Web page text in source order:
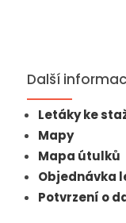
Další
Letáky ke
Mapy
Mapa útulků
Objednávka
Potvrzení o